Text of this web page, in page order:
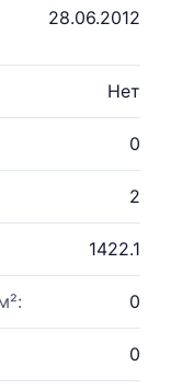
28.06.2012
Нет
0
2
1422.1
0
0